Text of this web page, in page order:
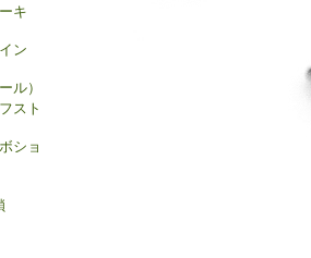
キ
ン
ル）
スト
ショ